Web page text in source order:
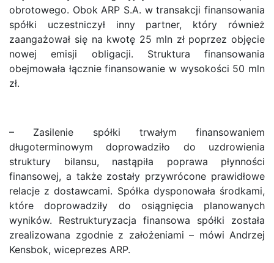
obrotowego. Obok ARP S.A. w transakcji finansowania
spółki uczestniczył inny partner, który również
zaangażował się na kwotę 25 mln zł poprzez objęcie
nowej emisji obligacji. Struktura finansowania
obejmowała łącznie finansowanie w wysokości 50 mln
zł.
– Zasilenie spółki trwałym finansowaniem
długoterminowym doprowadziło do uzdrowienia
struktury bilansu, nastąpiła poprawa płynności
finansowej, a także zostały przywrócone prawidłowe
relacje z dostawcami. Spółka dysponowała środkami,
które doprowadziły do osiągnięcia planowanych
wyników. Restrukturyzacja finansowa spółki została
zrealizowana zgodnie z założeniami – mówi Andrzej
Kensbok, wiceprezes ARP.